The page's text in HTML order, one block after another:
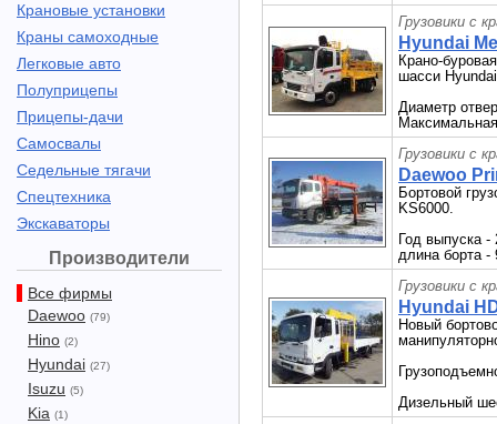
Крановые установки
Краны самоходные
Легковые авто
Полуприцепы
Прицепы-дачи
Самосвалы
Седельные тягачи
Спецтехника
Экскаваторы
Производители
Все фирмы
Daewoo (79)
Hino (2)
Hyundai (27)
Isuzu (5)
Kia (1)
Грузовики с
Hyundai
Крано-
шасси
Диаметр
Грузовики с
Daewoo
Бортовой
KS6000.
Год выпуска -
длина борта
Грузовики с
Hyundai
Новый
Дизельный